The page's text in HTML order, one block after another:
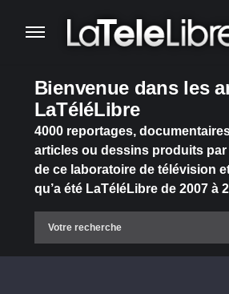
Bienvenue dans les
LaTéléLibre
4000 reportages,
articles ou dessins produits
de ce laboratoire de télévision
qu’a été LaTéléLibre de 2007 à